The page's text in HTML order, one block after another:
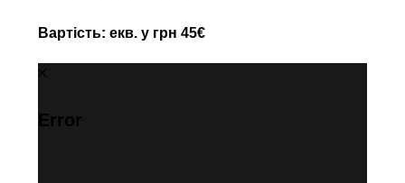
Вартість: екв. у грн 45€
Error